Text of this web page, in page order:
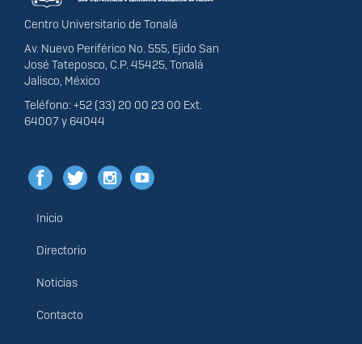
Centro Universitario de Tonalá
Av. Nuevo Periférico No. 555, Ejido San
José Tateposco, C.P. 45425, Tonalá
Jalisco, México
Teléfono: +52 (33) 20 00 23 00 Ext.
64007 y 64044
Menú
principal
Inicio
Directorio
Noticias
Contacto